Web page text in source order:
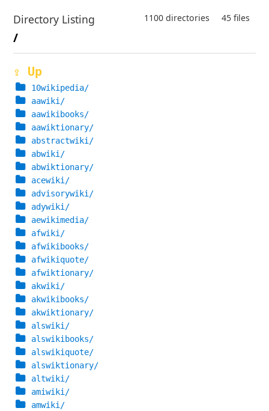
Directory Listing 45 files
1100 directories
/
⇪ Up
10wikipedia/
aawiki/
aawikibooks/
aawiktionary/
abstractwiki/
abwiki/
abwiktionary/
acewiki/
advisorywiki/
adywiki/
aewikimedia/
afwiki/
afwikibooks/
afwikiquote/
afwiktionary/
akwiki/
akwikibooks/
akwiktionary/
alswiki/
alswikibooks/
alswikiquote/
alswiktionary/
altwiki/
amiwiki/
amwiki/